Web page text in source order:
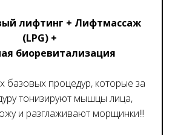
лифтинг + Лифтмассаж
(LPG) +
биоревитализация
базовых процедур, которые за
тонизируют мышцы лица,
и разглаживают морщинки!!!